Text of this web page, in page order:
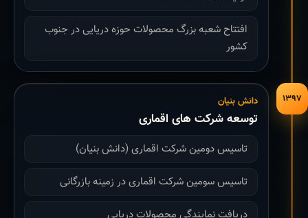
افتتاح شعبه بزرگ محصولات حوزه دریایی در جنوب
کشور
۱۳۹۷ دانش بنیان
توسعه شرکت های اقماری
تاسیس دومین شرکت اقماری (دانش بنیان)
تاسیس سومین شرکت اقماری در زمینه بازرگانی
دریافت نمایندگی محصولات دریایی